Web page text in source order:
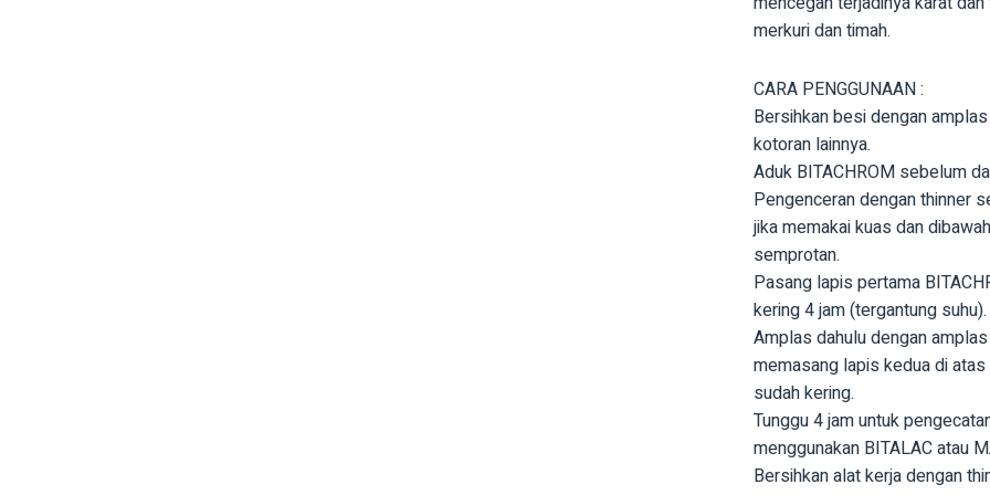
merkuri dan timah.
CARA PENGGUNAAN :
Bersihkan besi dengan
kotoran lainnya.
Aduk BITACHROM sebelum
Pengenceran dengan thinner
jika memakai kuas dan
semprotan.
Pasang lapis pertama
kering 4 jam (tergantung suhu).
Amplas dahulu dengan
memasang lapis kedua di
sudah kering.
Tunggu 4 jam untuk
menggunakan BITALAC atau
Bersihkan alat kerja dengan